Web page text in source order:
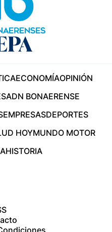
ECONOMÍAOPINIÓN
ADN BONAERENSE
EMPRESASDEPORTES
HOYMUNDO MOTOR
HISTORIA